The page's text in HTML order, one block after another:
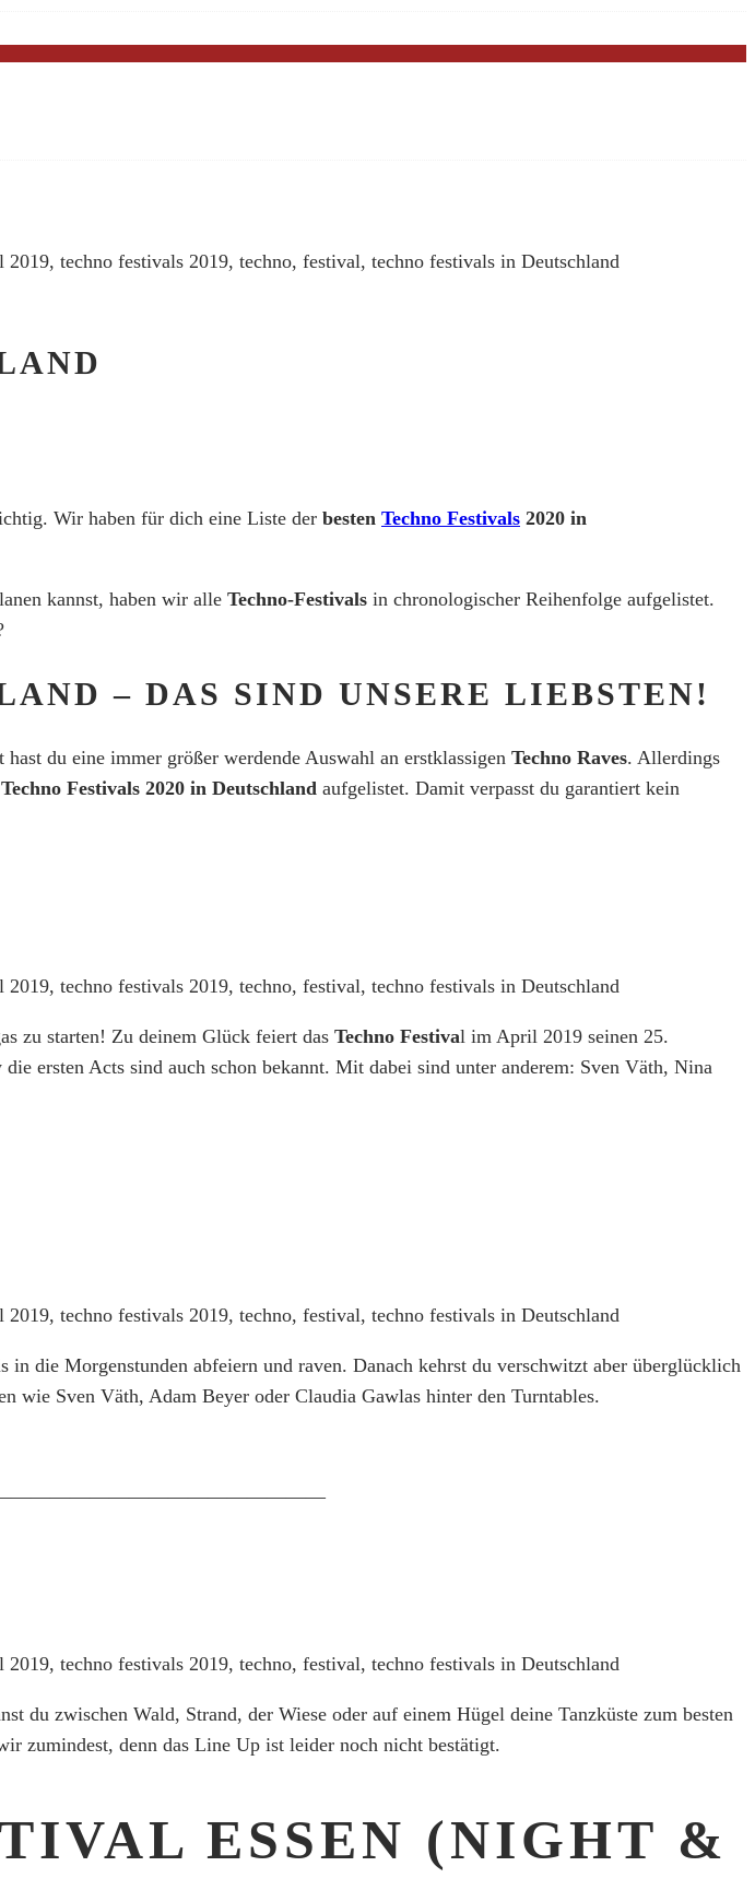
Wir haben für dich eine Liste der besten Techno Festivals 2020 in
kannst, haben wir alle Techno-Festivals in chronologischer Reihenfolge aufgelistet.
– DAS SIND UNSERE LIEBSTEN!
hast du eine immer größer werdende Auswahl an erstklassigen Techno Raves. Allerdings
Techno Festivals 2020 in Deutschland aufgelistet. Damit verpasst du garantiert kein
zu starten! Zu deinem Glück feiert das Techno Festival im April 2019 seinen 25.
ersten Acts sind auch schon bekannt. Mit dabei sind unter anderem: Sven Väth, Nina
die Morgenstunden abfeiern und raven. Danach kehrst du verschwitzt aber überglücklich
wie Sven Väth, Adam Beyer oder Claudia Gawlas hinter den Turntables.
du zwischen Wald, Strand, der Wiese oder auf einem Hügel deine Tanzküste zum besten
zumindest, denn das Line Up ist leider noch nicht bestätigt.
ESSEN (NIGHT &